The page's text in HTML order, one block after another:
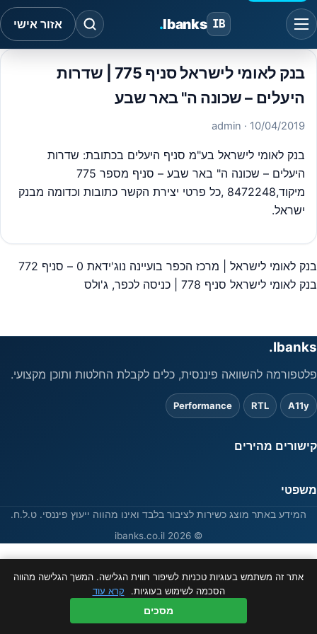
IB
Ibanks
. אזור אישי
בנק לאומי לישראל סניף 775 | שדרות
היעלים – שכונה ה" באר שבע
10/04/2019
· admin
בנק לאומי לישראל בע"מ סניף היעלים בכתובת: שדרות
היעלים – שכונה ה" באר שבע – סניף מספר 775
מיקוד,8472248 ,כל פרטי יצירת הקשר כתובות וכדומה מבנק
ישראל.
ניווט
בנק לאומי לישראל | מרכז הכפר בועיינה נוג'ידאת 0 – סניף 772
בנק לאומי לישראל סניף 778 | כניסה לכפר, ג'ולס
Ibanks.
פלטפורמה להשוואה פיננסית, כלים לקבלת החלטות ותוכן מקצועי.
A11y
RTL
Performance
קישורים מהירים
משפטי
המידע באתר מוצג כשירות לציבור בלבד ואינו מהווה ייעוץ פיננסי. ט.ל.ח.
© 2026 ibanks.co.il
אתר זה משתמש בעוגיות טכניות לשיפור חווית הגלישה. המשך הגלישה מהווה
הסכמה לשימוש בעוגיות.
קרא עוד
מסכים